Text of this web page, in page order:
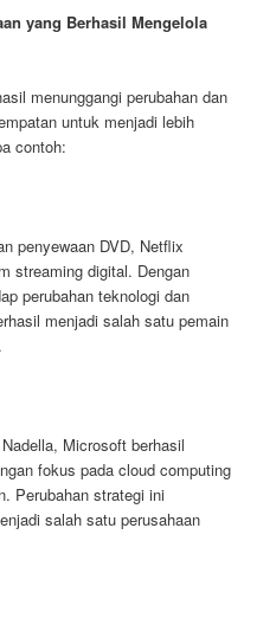
yang Berhasil Mengelola
menunggangi perubahan dan
untuk menjadi lebih
contoh:
penyewaan DVD, Netflix
streaming digital. Dengan
perubahan teknologi dan
menjadi salah satu pemain
Microsoft berhasil
fokus pada cloud computing
Perubahan strategi ini
salah satu perusahaan